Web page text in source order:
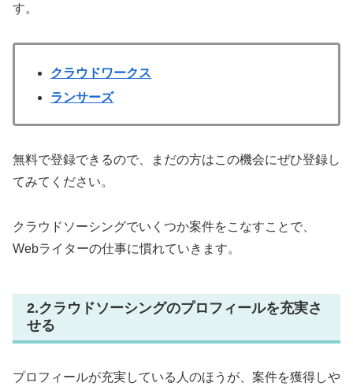
す。
クラウドワークス
ランサーズ
無料で登録できるので、まだの方はこの機会にぜひ登録し
てみてください。
クラウドソーシングでいくつか案件をこなすことで、
Webライターの仕事に慣れていきます。
2.クラウドソーシングのプロフィールを充実さ
せる
プロフィールが充実している人のほうが、案件を獲得しや